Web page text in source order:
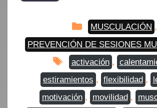
Categorías
MUSCULACIÓN ,
PREVENCIÓN DE SESIONES
Etiquetas
activación ,
estiramientos , flexibilidad ,
motivación , movilidad ,